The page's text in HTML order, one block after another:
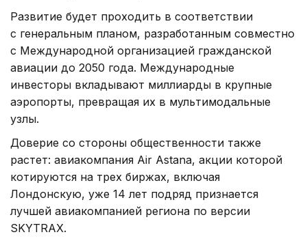
Развитие будет проходить в соответствии
с генеральным планом, разработанным совместно
с Международной организацией гражданской
авиации до 2050 года. Международные
инвесторы вкладывают миллиарды в крупные
аэропорты, превращая их в мультимодальные
узлы.
Доверие со стороны общественности также
растет: авиакомпания Air Astana, акции которой
котируются на трех биржах, включая
Лондонскую, уже 14 лет подряд признается
лучшей авиакомпанией региона по версии
SKYTRAX.